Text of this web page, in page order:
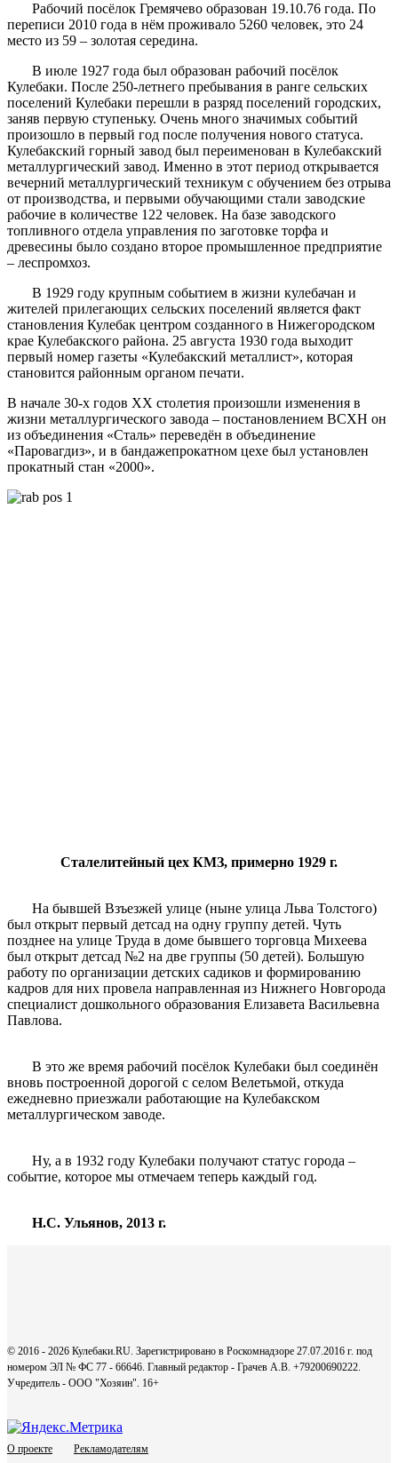
Рабочий посёлок Гремячево образован 19.10.76 года. По
переписи 2010 года в нём проживало 5260 человек, это 24
место из 59 – золотая середина.
В июле 1927 года был образован рабочий посёлок
Кулебаки. После 250-летнего пребывания в ранге сельских
поселений Кулебаки перешли в разряд поселений городских,
заняв первую ступеньку. Очень много значимых событий
произошло в первый год после получения нового статуса.
Кулебакский горный завод был переименован в Кулебакский
металлургический завод. Именно в этот период открывается
вечерний металлургический техникум с обучением без отрыва
от производства, и первыми обучающими стали заводские
рабочие в количестве 122 человек. На базе заводского
топливного отдела управления по заготовке торфа и
древесины было создано второе промышленное предприятие
– леспромхоз.
В 1929 году крупным событием в жизни кулебачан и
жителей прилегающих сельских поселений является факт
становления Кулебак центром созданного в Нижегородском
крае Кулебакского района. 25 августа 1930 года выходит
первый номер газеты «Кулебакский металлист», которая
становится районным органом печати.
В начале 30-х годов XX столетия произошли изменения в
жизни металлургического завода – постановлением ВСХН он
из объединения «Сталь» переведён в объединение
«Паровагдиз», и в бандажепрокатном цехе был установлен
прокатный стан «2000».
Сталелитейный цех КМЗ, примерно 1929 г.
На бывшей Взъезжей улице (ныне улица Льва Толстого)
был открыт первый детсад на одну группу детей. Чуть
позднее на улице Труда в доме бывшего торговца Михеева
был открыт детсад №2 на две группы (50 детей). Большую
работу по организации детских садиков и формированию
кадров для них провела направленная из Нижнего Новгорода
специалист дошкольного образования Елизавета Васильевна
Павлова.
В это же время рабочий посёлок Кулебаки был соединён
вновь построенной дорогой с селом Велетьмой, откуда
ежедневно приезжали работающие на Кулебакском
металлургическом заводе.
Ну, а в 1932 году Кулебаки получают статус города –
событие, которое мы отмечаем теперь каждый год.
Н.С. Ульянов, 2013 г.
© 2016 - 2026 Кулебаки.RU. Зарегистрировано в Роскомнадзоре 27.07.2016 г. под
номером ЭЛ № ФС 77 - 66646. Главный редактор - Грачев А.В. +79200690222.
Учредитель - ООО "Хозяин". 16+
О проекте Рекламодателям